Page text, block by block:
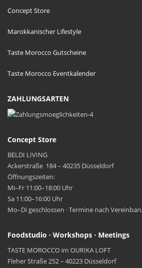
Concept Store
Marokkanischer Lifestyle
Taste Morocco Gutscheine
Taste Morocco Eventkalender
ZAHLUNGSARTEN
Concept Store
BELDI LIVING
Ackerstraße 184 – 40235 Düsseldorf
Öffnungszeiten:
Mi–Fr 11:00–18:00 Uhr
Sa 11:00–16:00 Uhr
Mo–Di geschlossen · Termine nach
Foodstudio · Workshops · Meetings
TASTE MOROCCO im OURIKA LOFT
Fleher Straße 252 – 40223 Düsseldorf